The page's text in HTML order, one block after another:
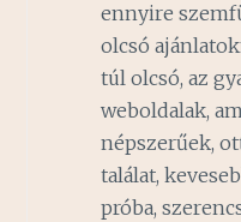
ennyire
olcsó
túl olcsó, az
weboldalak,
népszerűek,
találat,
próba,